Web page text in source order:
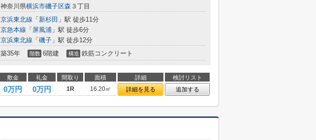
神奈川県横浜市磯子区森 ３丁目
京浜東北線 「 新杉田 」駅 徒歩11分
京急本線 「 屏風浦 」駅 徒歩6分
京浜東北線 「 磯子 」駅 徒歩12分
築35年 階数 6階建 構造 鉄筋コンクリート
敷金 礼金 間取り 面積 詳細
検討リスト
0万円 0万円 1R 16.20㎡ 詳細を見る 追加する